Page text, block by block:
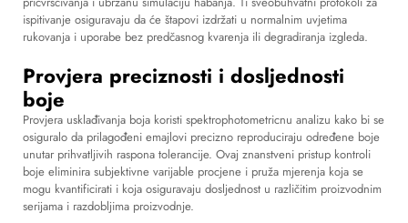
ispitivanje osiguravaju da će štapovi izdržati u normalnim uvjetima
rukovanja i uporabe bez predčasnog kvarenja ili degradiranja izgleda.
Provjera preciznosti i dosljednosti
boje
Provjera usklađivanja boja koristi spektrophotometricnu analizu kako bi se
osiguralo da prilagođeni emajlovi precizno reproduciraju određene boje
unutar prihvatljivih raspona tolerancije. Ovaj znanstveni pristup kontroli
boje eliminira subjektivne varijable procjene i pruža mjerenja koja se
mogu kvantificirati i koja osiguravaju dosljednost u različitim proizvodnim
serijama i razdobljima proizvodnje.